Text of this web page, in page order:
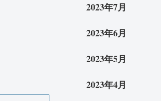
2023年7月
2023年6月
2023年5月
2023年4月